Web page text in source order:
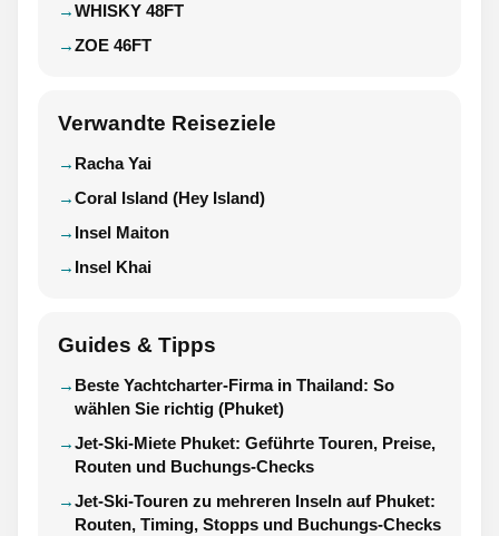
WHISKY 48FT
ZOE 46FT
Verwandte Reiseziele
Racha Yai
Coral Island (Hey Island)
Insel Maiton
Insel Khai
Guides & Tipps
Beste Yachtcharter-Firma in Thailand: So
wählen Sie richtig (Phuket)
Jet-Ski-Miete Phuket: Geführte Touren, Preise,
Routen und Buchungs-Checks
Jet-Ski-Touren zu mehreren Inseln auf Phuket:
Routen, Timing, Stopps und Buchungs-Checks